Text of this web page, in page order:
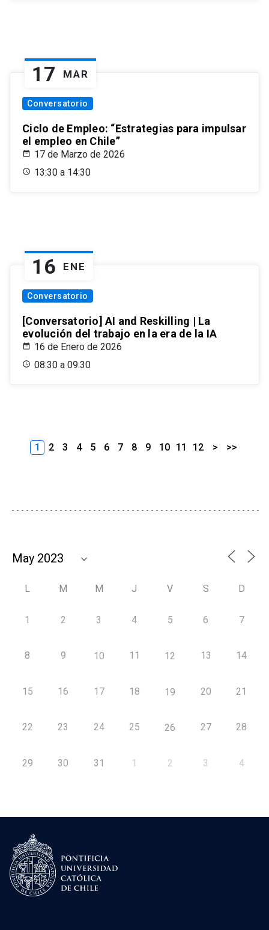
17 MAR
Conversatorio
Ciclo de Empleo: “Estrategias para impulsar
el empleo en Chile”
17 de Marzo de 2026
13:30 a 14:30
16 ENE
Conversatorio
[Conversatorio] AI and Reskilling | La
evolución del trabajo en la era de la IA
16 de Enero de 2026
08:30 a 09:30
1 2 3 4 5 6 7 8 9 10 11 12 > >>
L M M J V S D
1 2 3 4 5 6 7
8 9 10 11 12 13 14
15 16 17 18 19 20 21
22 23 24 25 26 27 28
29 30 31 1 2 3 4